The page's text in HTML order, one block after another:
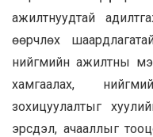
ажилтнуудтай
өөрчлөх
нийгмийн ажилтны
хамгаалах,
зохицуулалтыг
эрсдэл, ачааллыг